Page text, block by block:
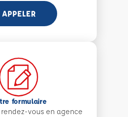
APPELER
formulaire
vous en agence